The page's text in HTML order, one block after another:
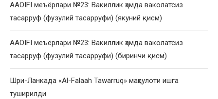
AAOIFI меъёрлари №23: Вакиллик ҳамда ваколатсиз
тасарруф (фузулий тасарруфи) (якуний қисм)
AAOIFI меъёрлари №23: Вакиллик ҳамда ваколатсиз
тасарруф (фузулий тасарруфи) (биринчи қисм)
Шри-Ланкада «Al-Falaah Tawarruq» маҳсулоти ишга
туширилди